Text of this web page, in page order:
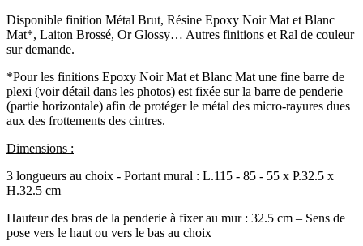
Disponible finition Métal Brut, Résine Epoxy Noir Mat et Blanc
Mat*, Laiton Brossé, Or Glossy… Autres finitions et Ral de couleur
sur demande.
*Pour les finitions Epoxy Noir Mat et Blanc Mat une fine barre de
plexi (voir détail dans les photos) est fixée sur la barre de penderie
(partie horizontale) afin de protéger le métal des micro-rayures dues
aux des frottements des cintres.
Dimensions :
3 longueurs au choix - Portant mural : L.115 - 85 - 55 x P.32.5 x
H.32.5 cm
Hauteur des bras de la penderie à fixer au mur : 32.5 cm – Sens de
pose vers le haut ou vers le bas au choix